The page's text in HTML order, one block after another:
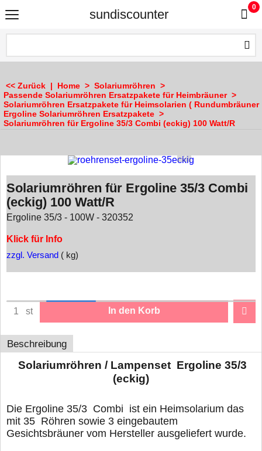
sundiscounter
0
<< Zurück | Home > Solariumröhren >
Passende Solariumröhren Ersatzpakete für Heimbräuner>
Solariumröhren Ersatzpakete für Heimsolarien ( Rundumbräuner
Ergoline Solariumröhren Ersatzpakete >
Solariumröhren für Ergoline 35/3 Combi (eckig) 100 Watt/R
Solariumröhren für Ergoline 35/3 Combi
(eckig) 100 Watt/R
Ergoline 35/3 - 100W - 320352
Klick für Info
zzgl. Versand kg
st In den Korb
Beschreibung
Solariumröhren / Lampenset Ergoline 35/3
(eckig)
Die Ergoline 35/3 Combi ist ein Heimsolarium das
mit 35 Röhren sowie 3 eingebautem
Gesichtsbräuner vom Hersteller ausgeliefert wurde.